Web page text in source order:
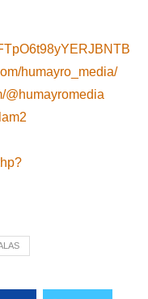
humayro_media/
@humayromedia